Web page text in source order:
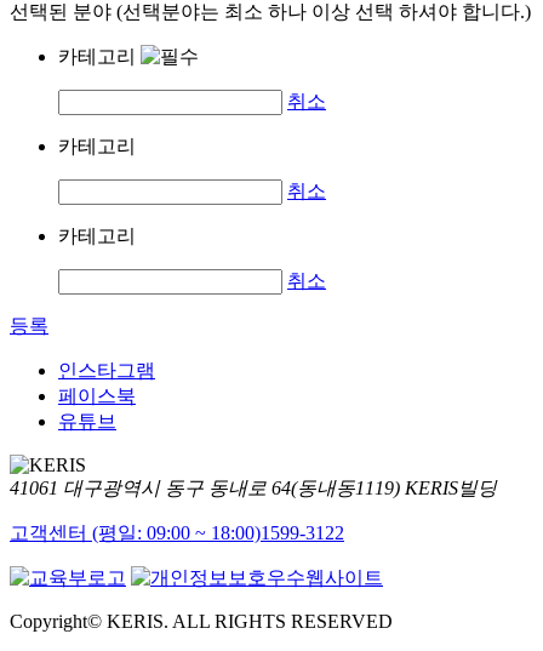
선택된 분야 (선택분야는 최소 하나 이상 선택 하셔야 합니다.)
카테고리
취소
카테고리
취소
카테고리
취소
등록
인스타그램
페이스북
유튜브
41061 대구광역시 동구 동내로 64(동내동1119) KERIS빌딩
고객센터 (평일: 09:00 ~ 18:00)1599-3122
Copyright© KERIS. ALL RIGHTS RESERVED